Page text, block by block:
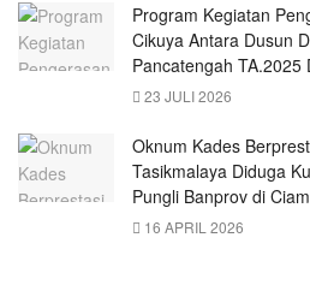
Program Kegiatan
Cikuya Antara Dusun
Pancatengah TA.2025
23 JULI 2026
Oknum Kades
Tasikmalaya Diduga
Pungli Banprov di
16 APRIL 2026